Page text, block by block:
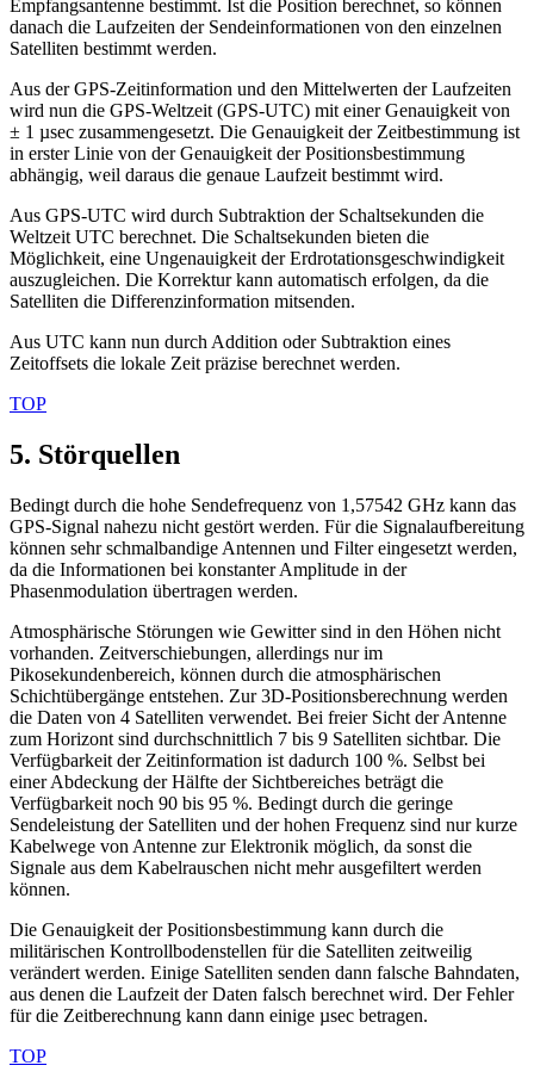
Empfangsantenne bestimmt. Ist die Position berechnet, so können
danach die Laufzeiten der Sendeinformationen von den einzelnen
Satelliten bestimmt werden.
Aus der GPS-Zeitinformation und den Mittelwerten der Laufzeiten
wird nun die GPS-Weltzeit (GPS-UTC) mit einer Genauigkeit von
± 1 µsec zusammengesetzt. Die Genauigkeit der Zeitbestimmung ist
in erster Linie von der Genauigkeit der Positionsbestimmung
abhängig, weil daraus die genaue Laufzeit bestimmt wird.
Aus GPS-UTC wird durch Subtraktion der Schaltsekunden die
Weltzeit UTC berechnet. Die Schaltsekunden bieten die
Möglichkeit, eine Ungenauigkeit der Erdrotationsgeschwindigkeit
auszugleichen. Die Korrektur kann automatisch erfolgen, da die
Satelliten die Differenzinformation mitsenden.
Aus UTC kann nun durch Addition oder Subtraktion eines
Zeitoffsets die lokale Zeit präzise berechnet werden.
TOP
5. Störquellen
Bedingt durch die hohe Sendefrequenz von 1,57542 GHz kann das
GPS-Signal nahezu nicht gestört werden. Für die Signalaufbereitung
können sehr schmalbandige Antennen und Filter eingesetzt werden,
da die Informationen bei konstanter Amplitude in der
Phasenmodulation übertragen werden.
Atmosphärische Störungen wie Gewitter sind in den Höhen nicht
vorhanden. Zeitverschiebungen, allerdings nur im
Pikosekundenbereich, können durch die atmosphärischen
Schichtübergänge entstehen. Zur 3D-Positionsberechnung werden
die Daten von 4 Satelliten verwendet. Bei freier Sicht der Antenne
zum Horizont sind durchschnittlich 7 bis 9 Satelliten sichtbar. Die
Verfügbarkeit der Zeitinformation ist dadurch 100 %. Selbst bei
einer Abdeckung der Hälfte der Sichtbereiches beträgt die
Verfügbarkeit noch 90 bis 95 %. Bedingt durch die geringe
Sendeleistung der Satelliten und der hohen Frequenz sind nur kurze
Kabelwege von Antenne zur Elektronik möglich, da sonst die
Signale aus dem Kabelrauschen nicht mehr ausgefiltert werden
können.
Die Genauigkeit der Positionsbestimmung kann durch die
militärischen Kontrollbodenstellen für die Satelliten zeitweilig
verändert werden. Einige Satelliten senden dann falsche Bahndaten,
aus denen die Laufzeit der Daten falsch berechnet wird. Der Fehler
für die Zeitberechnung kann dann einige µsec betragen.
TOP